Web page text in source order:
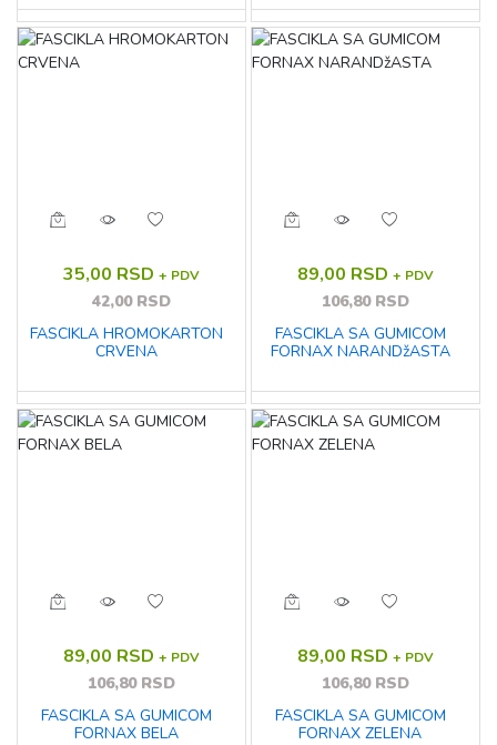
35,00 RSD + PDV
42,00 RSD
FASCIKLA HROMOKARTON
CRVENA
89,00 RSD + PDV
106,80 RSD
FASCIKLA SA GUMICOM
FORNAX NARANDžASTA
89,00 RSD + PDV
106,80 RSD
FASCIKLA SA GUMICOM
FORNAX BELA
89,00 RSD + PDV
106,80 RSD
FASCIKLA SA GUMICOM
FORNAX ZELENA